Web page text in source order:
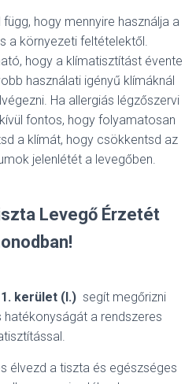
hogy mennyire használja a
a környezeti feltételektől.
hogy a klímatisztítást évente
használati igényű klímáknál
Ha allergiás légzőszervi
fontos, hogy folyamatosan
a klímát, hogy csökkentsd az
jelenlétét a levegőben.
Levegő Érzetét
kerület (I.)segít megőrizni
a rendszeres
élvezd a tiszta és egészséges